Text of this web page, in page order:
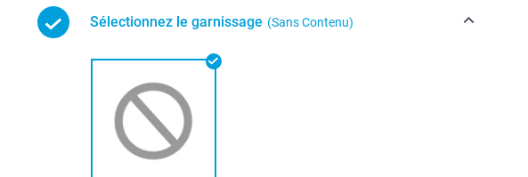
Sélectionnez le garnissage (Sans Contenu)